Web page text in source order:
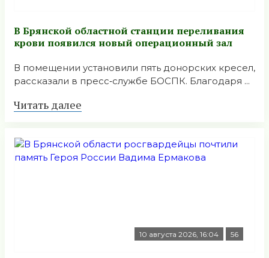
В Брянской областной станции переливания
крови появился новый операционный зал
В помещении установили пять донорских кресел,
рассказали в пресс‑службе БОСПК. Благодаря ...
Читать далее
10 августа 2026, 16:04 56